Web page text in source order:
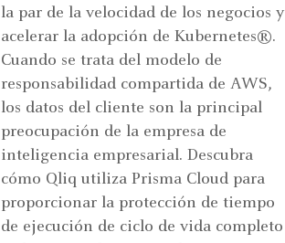
la par de la velocidad de los negocios y
acelerar la adopción de Kubernetes®.
Cuando se trata del modelo de
responsabilidad compartida de AWS,
los datos del cliente son la principal
preocupación de la empresa de
inteligencia empresarial. Descubra
cómo Qliq utiliza Prisma Cloud para
proporcionar la protección de tiempo
de ejecución de ciclo de vida completo